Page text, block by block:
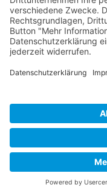
Herzlichst,
Ihr